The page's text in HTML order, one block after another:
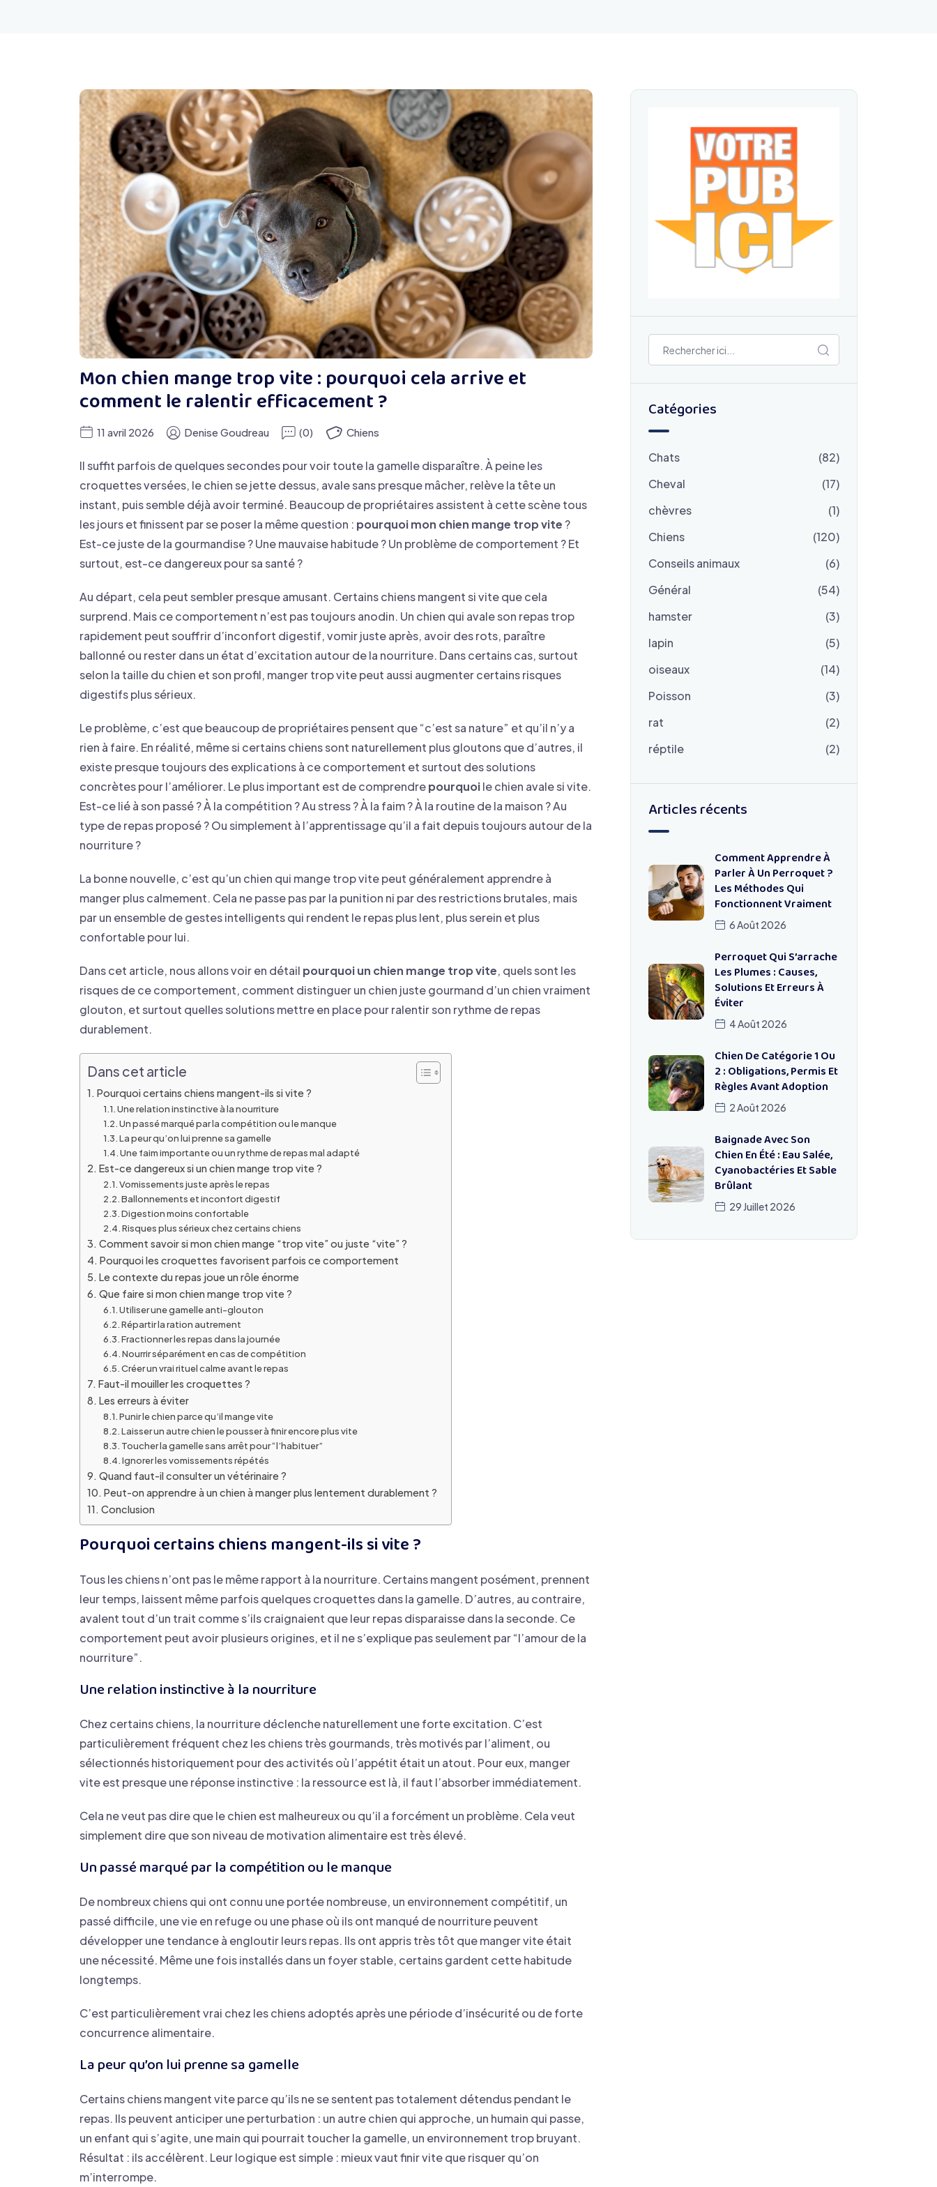
Mon chien mange trop vite : pourquoi cela arrive et
comment le ralentir efficacement ?
11 avril 2026 Denise Goudreau (0) Chiens
Il suffit parfois de quelques secondes pour voir toute la gamelle disparaître. À peine les
croquettes versées, le chien se jette dessus, avale sans presque mâcher, relève la tête un
instant, puis semble déjà avoir terminé. Beaucoup de propriétaires assistent à cette scène tous
les jours et finissent par se poser la même question : pourquoi mon chien mange trop vite ?
Est-ce juste de la gourmandise ? Une mauvaise habitude ? Un problème de comportement ? Et
surtout, est-ce dangereux pour sa santé ?
Au départ, cela peut sembler presque amusant. Certains chiens mangent si vite que cela
surprend. Mais ce comportement n’est pas toujours anodin. Un chien qui avale son repas trop
rapidement peut souffrir d’inconfort digestif, vomir juste après, avoir des rots, paraître
ballonné ou rester dans un état d’excitation autour de la nourriture. Dans certains cas, surtout
selon la taille du chien et son profil, manger trop vite peut aussi augmenter certains risques
digestifs plus sérieux.
Le problème, c’est que beaucoup de propriétaires pensent que “c’est sa nature” et qu’il n’y a
rien à faire. En réalité, même si certains chiens sont naturellement plus gloutons que d’autres, il
existe presque toujours des explications à ce comportement et surtout des solutions
concrètes pour l’améliorer. Le plus important est de comprendrepourquoile chien avale si vite.
Est-ce lié à son passé ? À la compétition ? Au stress ? À la faim ? À la routine de la maison ? Au
type de repas proposé ? Ou simplement à l’apprentissage qu’il a fait depuis toujours autour de la
nourriture ?
La bonne nouvelle, c’est qu’un chien qui mange trop vite peut généralement apprendre à
manger plus calmement. Cela ne passe pas par la punition ni par des restrictions brutales, mais
par un ensemble de gestes intelligents qui rendent le repas plus lent, plus serein et plus
confortable pour lui.
Dans cet article, nous allons voir en détail pourquoi un chien mange trop vite, quels sont les
risques de ce comportement, comment distinguer un chien juste gourmand d’un chien vraiment
glouton, et surtout quelles solutions mettre en place pour ralentir son rythme de repas
durablement.
Dans cet article
Pourquoi certains chiens mangent-ils si vite ?
Une relation instinctive à la nourriture
Un passé marqué par la compétition ou le manque
La peur qu’on lui prenne sa gamelle
Une faim importante ou un rythme de repas mal adapté
Est-ce dangereux si un chien mange trop vite ?
Vomissements juste après le repas
Ballonnements et inconfort digestif
Digestion moins confortable
Risques plus sérieux chez certains chiens
Comment savoir si mon chien mange “trop vite” ou juste “vite” ?
Pourquoi les croquettes favorisent parfois ce comportement
Le contexte du repas joue un rôle énorme
Que faire si mon chien mange trop vite ?
Utiliser une gamelle anti-glouton
Répartir la ration autrement
Fractionner les repas dans la journée
Nourrir séparément en cas de compétition
Créer un vrai rituel calme avant le repas
Faut-il mouiller les croquettes ?
Les erreurs à éviter
Punir le chien parce qu’il mange vite
Laisser un autre chien le pousser à finir encore plus vite
Toucher la gamelle sans arrêt pour “l’habituer”
Ignorer les vomissements répétés
Quand faut-il consulter un vétérinaire ?
Peut-on apprendre à un chien à manger plus lentement durablement ?
Conclusion
Pourquoi certains chiens mangent-ils si vite ?
Tous les chiens n’ont pas le même rapport à la nourriture. Certains mangent posément, prennent
leur temps, laissent même parfois quelques croquettes dans la gamelle. D’autres, au contraire,
avalent tout d’un trait comme s’ils craignaient que leur repas disparaisse dans la seconde. Ce
comportement peut avoir plusieurs origines, et il ne s’explique pas seulement par “l’amour de la
nourriture”.
Une relation instinctive à la nourriture
Chez certains chiens, la nourriture déclenche naturellement une forte excitation. C’est
particulièrement fréquent chez les chiens très gourmands, très motivés par l’aliment, ou
sélectionnés historiquement pour des activités où l’appétit était un atout. Pour eux, manger
vite est presque une réponse instinctive : la ressource est là, il faut l’absorber immédiatement.
Cela ne veut pas dire que le chien est malheureux ou qu’il a forcément un problème. Cela veut
simplement dire que son niveau de motivation alimentaire est très élevé.
Un passé marqué par la compétition ou le manque
De nombreux chiens qui ont connu une portée nombreuse, un environnement compétitif, un
passé difficile, une vie en refuge ou une phase où ils ont manqué de nourriture peuvent
développer une tendance à engloutir leurs repas. Ils ont appris très tôt que manger vite était
une nécessité. Même une fois installés dans un foyer stable, certains gardent cette habitude
longtemps.
C’est particulièrement vrai chez les chiens adoptés après une période d’insécurité ou de forte
concurrence alimentaire.
La peur qu’on lui prenne sa gamelle
Certains chiens mangent vite parce qu’ils ne se sentent pas totalement détendus pendant le
repas. Ils peuvent anticiper une perturbation : un autre chien qui approche, un humain qui passe,
un enfant qui s’agite, une main qui pourrait toucher la gamelle, un environnement trop bruyant.
Résultat : ils accélèrent. Leur logique est simple : mieux vaut finir vite que risquer qu’on
m’interrompe.
Catégories
Chats
(82)
Cheval
(17)
chèvres
(1)
Chiens
(120)
Conseils animaux
(6)
Général
(54)
hamster
(3)
lapin
(5)
oiseaux
(14)
Poisson
(3)
rat
(2)
réptile
(2)
Articles récents
Comment Apprendre À
Parler À Un Perroquet ?
Les Méthodes Qui
Fonctionnent Vraiment
6 Août 2026
Perroquet Qui S’arrache
Les Plumes : Causes,
Solutions Et Erreurs À
Éviter
4 Août 2026
Chien De Catégorie 1 Ou
2 : Obligations, Permis Et
Règles Avant Adoption
2 Août 2026
Baignade Avec Son
Chien En Été : Eau Salée,
Cyanobactéries Et Sable
Brûlant
29 Juillet 2026